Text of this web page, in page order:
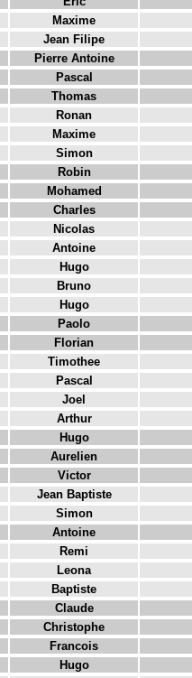
Maxime
Jean Filipe
Pierre Antoine
Pascal
Thomas
Ronan
Maxime
Simon
Robin
Mohamed
Charles
Nicolas
Antoine
Hugo
Bruno
Hugo
Paolo
Florian
Timothee
Pascal
Joel
Arthur
Hugo
Aurelien
Victor
Jean Baptiste
Simon
Antoine
Remi
Leona
Baptiste
Claude
Christophe
Francois
Hugo